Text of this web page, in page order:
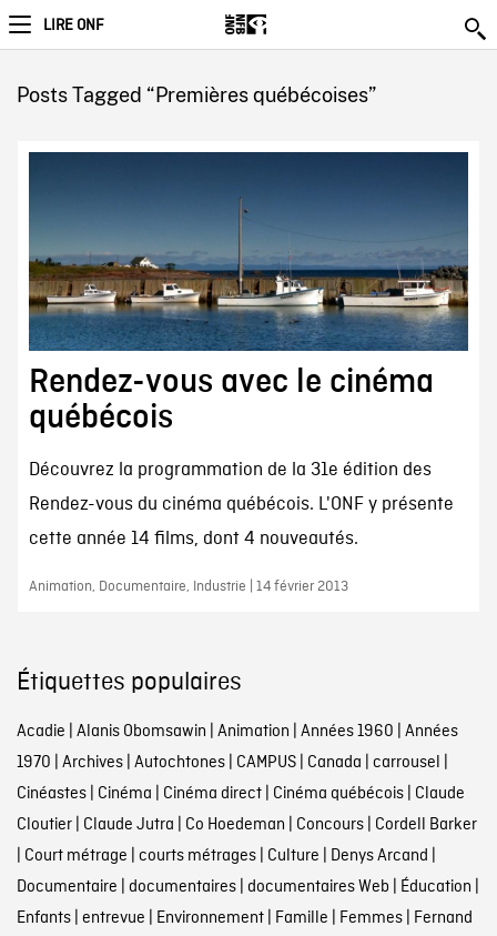
LIRE ONF
Posts Tagged “Premières québécoises”
Rendez-vous avec le cinéma
québécois
Découvrez la programmation de la 31e édition des
Rendez-vous du cinéma québécois. L'ONF y présente
cette année 14 films, dont 4 nouveautés.
Animation, Documentaire, Industrie | 14 février 2013
Étiquettes populaires
Acadie | Alanis Obomsawin | Animation | Années 1960 | Années
1970 | Archives| Autochtones| CAMPUS| Canada | carrousel |
Cinéastes| Cinéma | Cinéma direct| Cinéma québécois| Claude
Cloutier| Claude Jutra | Co Hoedeman | Concours| Cordell Barker
| Court métrage | courts métrages| Culture | Denys Arcand |
Documentaire | documentaires| documentaires Web | Éducation |
Enfants| entrevue | Environnement| Famille | Femmes| Fernand